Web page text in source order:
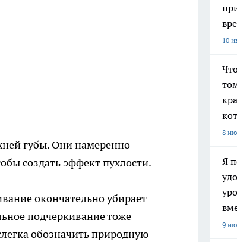
губы. Они намеренно
создать эффект пухлости.
окончательно убирает
подчеркивание тоже
обозначить природную
10
8
Я
9